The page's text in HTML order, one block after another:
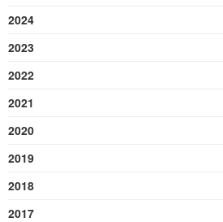
2024
2023
2022
2021
2020
2019
2018
2017